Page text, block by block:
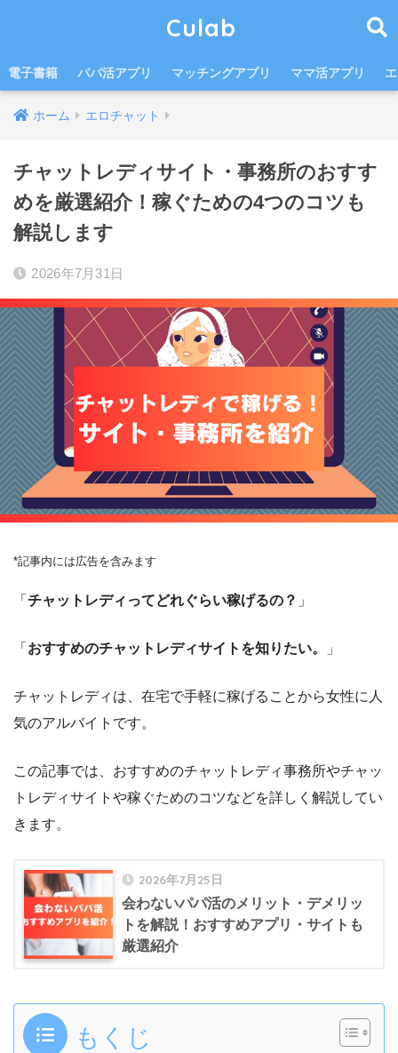
Culab
電子書籍 パパ活アプリ マッチングアプリ ママ活アプリ
ホーム エロチャット
チャットレディサイト・事務所のおすす
めを厳選紹介！稼ぐための4つのコツも
解説します
2026年7月31日
*記事内には広告を含みます
「 チャットレディってどれぐらい稼げるの？ 」
「 おすすめのチャットレディサイトを知りたい。 」
チャットレディは、在宅で手軽に稼げることから女性に人
気のアルバイトです。
この記事では、おすすめのチャットレディ事務所やチャッ
トレディサイトや稼ぐためのコツなどを詳しく解説してい
きます。
2026年7月25日
会わないパパ活のメリット・デメリッ
トを解説！おすすめアプリ・サイトも
厳選紹介
もくじ